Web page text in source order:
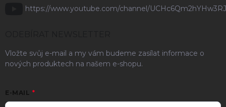
https://www.youtube.com/channel/
Vložte svůj e-mail a my vám budeme zasílat informace o
nových produktech na našem e-shopu.
E-MAIL